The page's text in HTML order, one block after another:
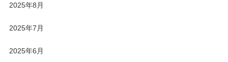
2025年8月
2025年7月
2025年6月